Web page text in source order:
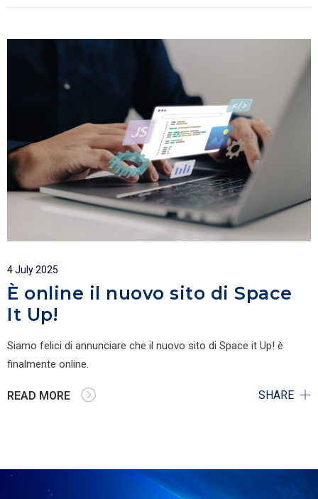
4 July 2025
È online il nuovo sito di Space
It Up!
Siamo felici di annunciare che il nuovo sito di Space it Up! è
finalmente online.
READ MORE SHARE